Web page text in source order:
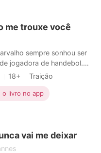
proporcionou a ela duran
me trouxe você
sempre sonhou ser
jogadora de handebol.
anos, ela era
de destaque em ascensão,
de times grandes
campeonato, sofre
18+
Traição
amor
Fofinhos
Paixão / Erótica
o livro no app
vai me deixar